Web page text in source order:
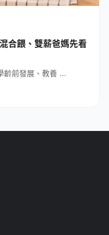
合餵、雙薪爸媽先看
齡前發展、教養 ...